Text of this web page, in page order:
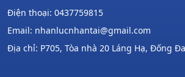
Điện thoại: 0437759815
Email: nhanlucnhantai@gmail.com
Địa chỉ: P705, Tòa nhà 20 Láng Hạ, Đống